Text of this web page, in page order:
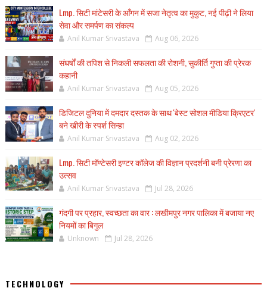
Lmp. सिटी मांटेसरी के आँगन में सजा नेतृत्व का मुकुट, नई पीढ़ी ने लिया
सेवा और समर्पण का संकल्प
Anil Kumar Srivastava Aug 06, 2026
संघर्षों की तपिश से निकली सफलता की रोशनी, सुकीर्ति गुप्ता की प्रेरक
कहानी
Anil Kumar Srivastava Aug 05, 2026
डिजिटल दुनिया में दमदार दस्तक के साथ 'बेस्ट सोशल मीडिया क्रिएटर'
बने खीरी के स्पर्श सिन्हा
Anil Kumar Srivastava Aug 02, 2026
Lmp. सिटी मॉण्टेसरी इण्टर कॉलेज की विज्ञान प्रदर्शनी बनी प्रेरणा का
उत्सव
Anil Kumar Srivastava Jul 28, 2026
गंदगी पर प्रहार, स्वच्छता का वार : लखीमपुर नगर पालिका में बजाया नए
नियमों का बिगुल
Unknown Jul 28, 2026
TECHNOLOGY